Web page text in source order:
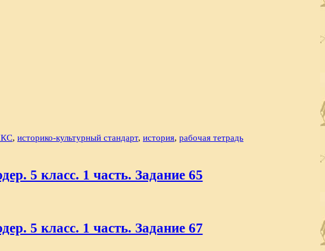
, историко-культурный стандарт, история, рабочая тетрадь
5 класс. 1 часть. Задание 65
5 класс. 1 часть. Задание 67